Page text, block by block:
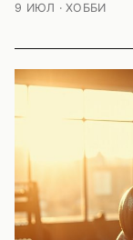
9 ИЮЛ · ХОББИ